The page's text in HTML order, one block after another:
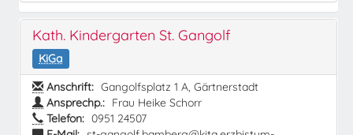
Kath. Kindergarten St. Gangolf
KiGa
Anschrift: Gangolfsplatz 1 A, Gärtnerstadt
Ansprechp.: Frau Heike Schorr
Telefon: 0951 24507